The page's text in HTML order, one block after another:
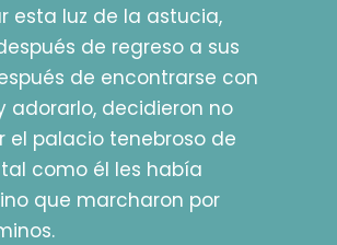
esta luz de la astucia,
de regreso a sus
de encontrarse con
adorarlo, decidieron no
el palacio tenebroso de
tal como él les había
que marcharon por